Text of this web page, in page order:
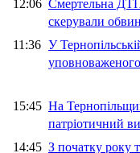
12:06 Смертельна ДТП
скерували
11:36 У
уповноваженого
15:45 На
патріотичний
14:45 З початку року